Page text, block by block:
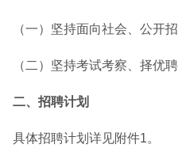
（一）坚持面向社会、公开招
（二）坚持考试考察、择优聘
二、招聘计划
具体招聘计划详见附件1。